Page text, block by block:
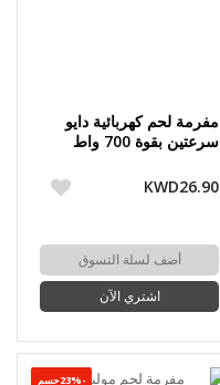
مفرمة لحم كهربائية دايو
سرعتين بقوة 700 واط
KWD26.90
أضف لسلة التسوق
اشتري الآن
-23%حسم